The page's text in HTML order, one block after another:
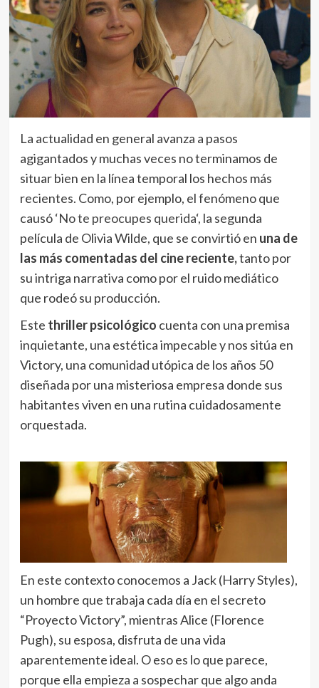
La actualidad en general avanza a pasos
agigantados y muchas veces no terminamos de
situar bien en la línea temporal los hechos más
recientes. Como, por ejemplo, el fenómeno que
causó ‘No te preocupes querida‘, la segunda
película de Olivia Wilde, que se convirtió en una de
las más comentadas del cine reciente,tanto por
su intriga narrativa como por el ruido mediático
que rodeó su producción.
Este thriller psicológico cuenta con una premisa
inquietante, una estética impecable y nos sitúa en
Victory, una comunidad utópica de los años 50
diseñada por una misteriosa empresa donde sus
habitantes viven en una rutina cuidadosamente
orquestada.
En este contexto conocemos a Jack (Harry Styles),
un hombre que trabaja cada día en el secreto
“Proyecto Victory”, mientras Alice (Florence
Pugh), su esposa, disfruta de una vida
aparentemente ideal. O eso es lo que parece,
porque ella empieza a sospechar que algo anda